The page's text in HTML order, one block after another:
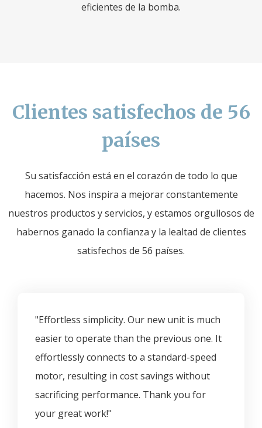
eficientes de la bomba.
Clientes satisfechos de 56
países
Su satisfacción está en el corazón de todo lo que
hacemos. Nos inspira a mejorar constantemente
nuestros productos y servicios, y estamos orgullosos de
habernos ganado la confianza y la lealtad de clientes
satisfechos de 56 países.
"Effortless simplicity. Our new unit is much
easier to operate than the previous one. It
effortlessly connects to a standard-speed
motor, resulting in cost savings without
sacrificing performance. Thank you for
your great work!"